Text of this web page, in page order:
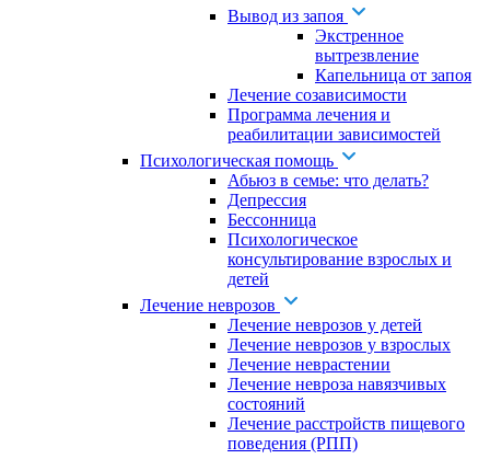
Вывод из запоя
Экстренное
вытрезвление
Капельница от запоя
Лечение созависимости
Программа лечения и
реабилитации зависимостей
Психологическая помощь
Абьюз в семье: что делать?
Депрессия
Бессонница
Психологическое
консультирование взрослых и
детей
Лечение неврозов
Лечение неврозов у детей
Лечение неврозов у взрослых
Лечение неврастении
Лечение невроза навязчивых
состояний
Лечение расстройств пищевого
поведения (РПП)